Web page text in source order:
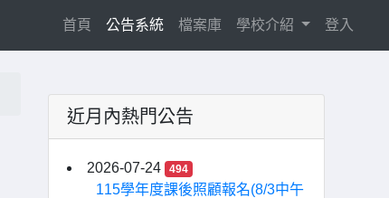
首頁 (current)
公告系統 檔案庫 學校介紹 登入
近月內熱門公告
2026-07-24 494
115學年度課後照顧報名(8/3中午